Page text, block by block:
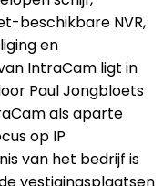
beschikbare NVR,
en
IntraCam ligt in
Paul Jongbloets
als aparte
op IP
van het bedrijf is